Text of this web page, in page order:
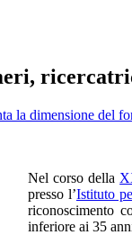
la dimensione del
Nel corso della
presso l’Istituto
riconoscimento
inferiore ai 35